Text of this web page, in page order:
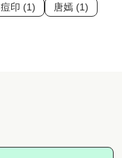
痘印 (1)
唐嫣 (1)